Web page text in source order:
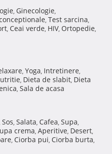
, Ginecologie,
, Test sarcina,
, Ceai verde, HIV, Ortopedie,
, Yoga, Intretinere,
, Dieta de slabit, Dieta
, Sala de acasa
Sos, Salata, Cafea, Supa,
crema, Aperitive, Desert,
, Ciorba pui, Ciorba burta,